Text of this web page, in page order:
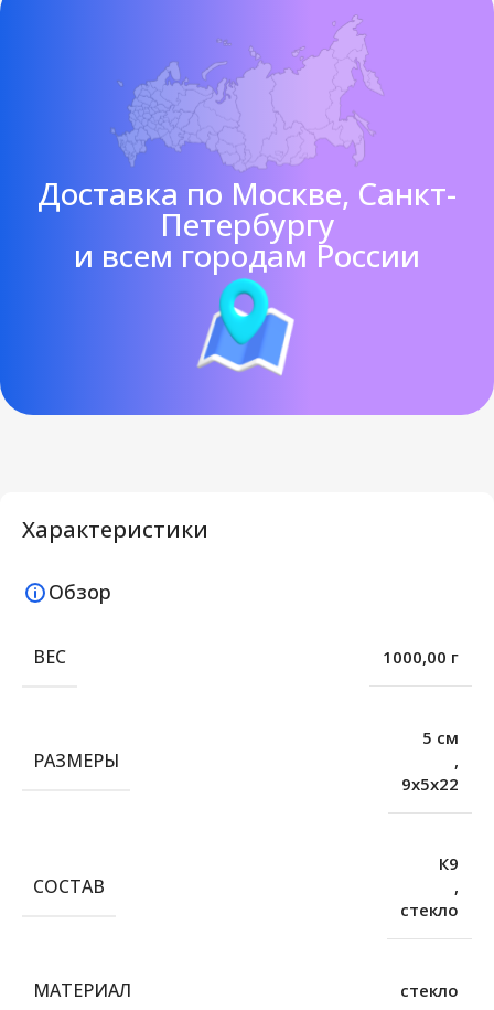
Доставка по Москве, Санкт-
Петербургу
и всем городам России
Характеристики
Обзор
ВЕС 1000,00 г
РАЗМЕРЫ
5 см
,
9х5х22
СОСТАВ
К9
,
стекло
МАТЕРИАЛ стекло